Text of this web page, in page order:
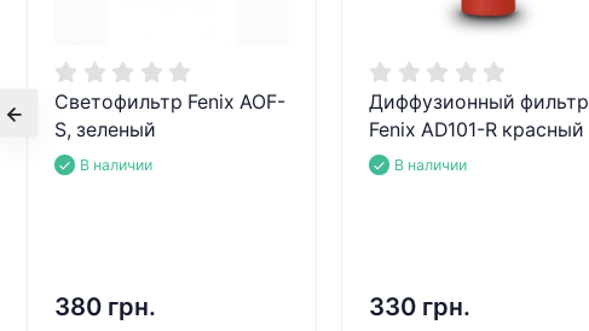
Светофильтр Fenix AOF-
S, зеленый
В наличии
380 грн.
Диффузионный фильтр
Fenix AD101-R красный
В наличии
330 грн.